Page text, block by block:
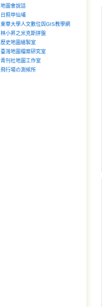
地圖會說話
日照甲仙埔
東華大學人文數位與GIS教學網
林小昇之米克斯拼盤
歷史地圖繪製室
臺灣地圖檔案研究室
青刊社地圖工作室
飛行場の測候所